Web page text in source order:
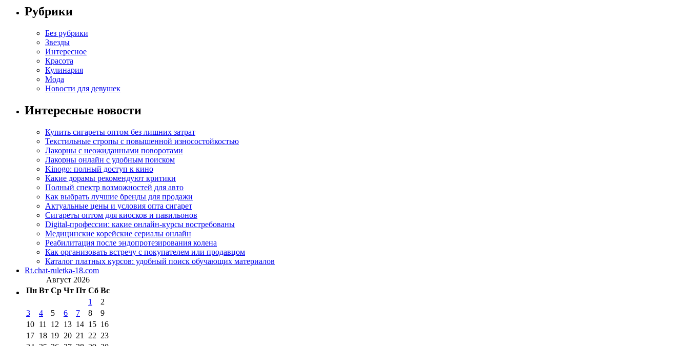
Рубрики
Без рубрики
Звезды
Интересное
Красота
Кулинария
Мода
Новости для девушек
Интересные новости
Купить сигареты оптом без лишних затрат
Текстильные стропы с повышенной износостойкостью
Лакорны с неожиданными поворотами
Лакорны онлайн с удобным поиском
Kinogo: полный доступ к кино
Какие дорамы рекомендуют критики
Полный спектр возможностей для авто
Как выбрать лучшие бренды для продажи
Актуальные цены и условия опта сигарет
Сигареты оптом для киосков и павильонов
Digital-профессии: какие онлайн-курсы востребованы
Медицинские корейские сериалы онлайн
Реабилитация после эндопротезирования колена
Как организовать встречу с покупателем или продавцом
Каталог платных курсов: удобный поиск обучающих материалов
Rt.chat-ruletka-18.com
Август 2026
Пн Вт Ср Чт Пт Сб Вс
1
2
3
4 5 6 7 8
9
10 11 12 13 14 15 16
17 18 19 20 21 22 23